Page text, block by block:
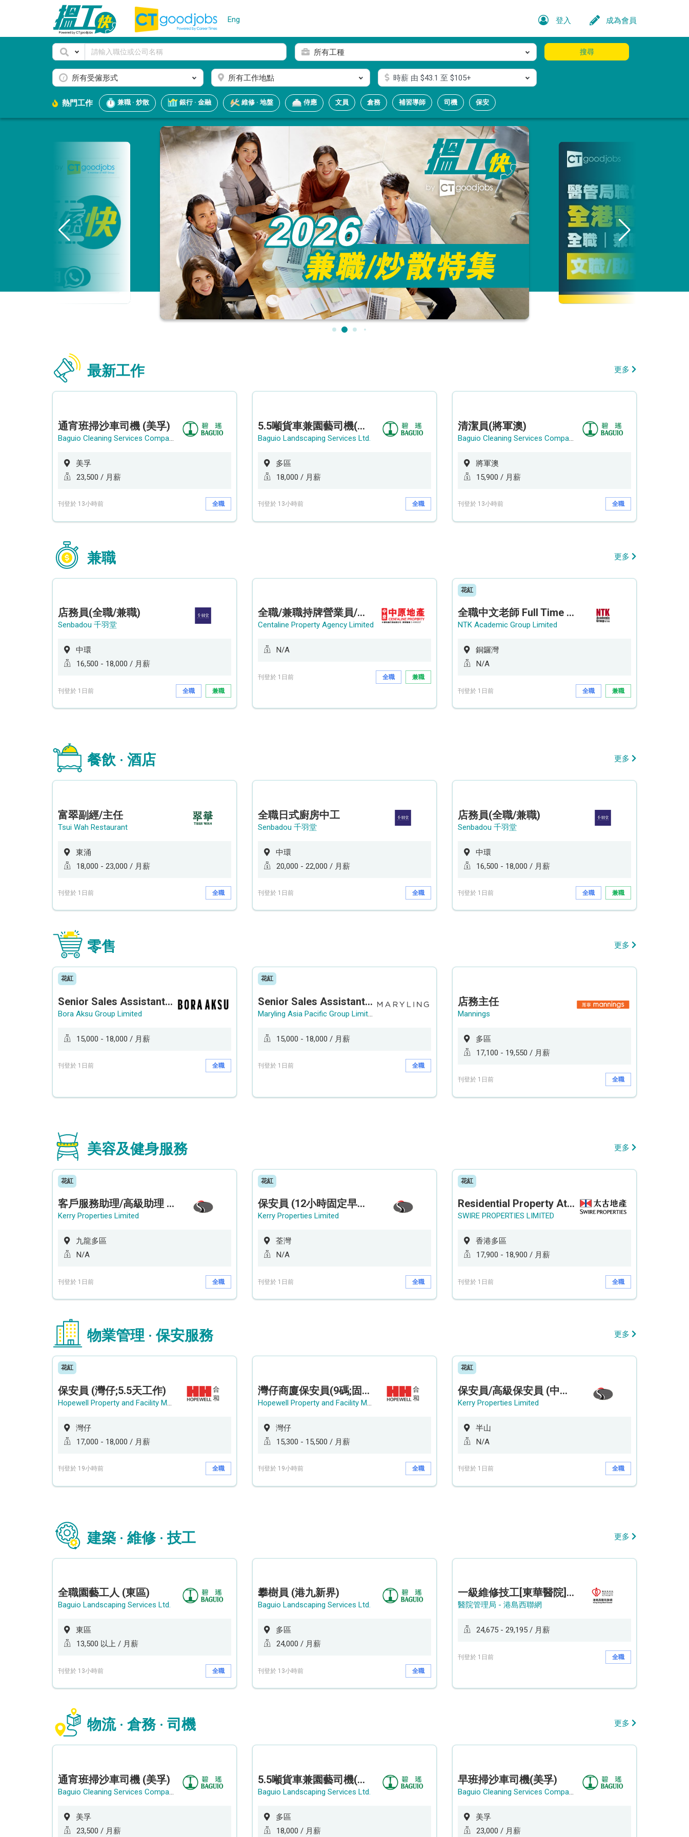
Eng 登入 成為會員
所有工種
所有受僱形式 所有工作地點 時薪由 $43.1 至 $105+
搜尋
熱門工作 兼職 · 炒散 銀行 · 金融 維修 · 地盤 侍應 文員 倉務 補習導師 司機 保安
最新工作 更多
通宵班掃沙車司機 (美孚)
Baguio Cleaning Services Company Limited
美孚
23,500 / 月薪
刊登於 13小時前 全職
5.5噸貨車兼園藝司機(港九新界)
Baguio Landscaping Services Ltd.
多區
18,000 / 月薪
刊登於 13小時前 全職
清潔員(將軍澳)
Baguio Cleaning Services Company Limited
將軍澳
15,900 / 月薪
刊登於 13小時前 全職
兼職 更多
店務員(全職/兼職)
Senbadou 千羽堂
中環
16,500 - 18,000 / 月薪
刊登於 1日前 全職 兼職
全職/兼職持牌營業員/持牌地產代理 (貝沙灣/薄扶林/山頂南)
Centaline Property Agency Limited
N/A
刊登於 1日前 全職 兼職
花紅
全職中文老師 Full Time Chinese Teacher
NTK Academic Group Limited
銅鑼灣
N/A
刊登於 1日前 全職 兼職
餐飲 · 酒店 更多
富翠副經/主任
Tsui Wah Restaurant
東涌
18,000 - 23,000 / 月薪
刊登於 1日前 全職
全職日式廚房中工
Senbadou 千羽堂
中環
20,000 - 22,000 / 月薪
刊登於 1日前 全職
店務員(全職/兼職)
Senbadou 千羽堂
中環
16,500 - 18,000 / 月薪
刊登於 1日前 全職 兼職
零售 更多
花紅
Senior Sales Assistant 資深銷售員 / Sales Assistant 銷售員
Bora Aksu Group Limited
15,000 - 18,000 / 月薪
刊登於 1日前 全職
花紅
Senior Sales Assistant 資深銷售員 / Sales Assistant 銷售員
Maryling Asia Pacific Group Limited
15,000 - 18,000 / 月薪
刊登於 1日前 全職
店務主任
Mannings
多區
17,100 - 19,550 / 月薪
刊登於 1日前 全職
美容及健身服務 更多
花紅
客戶服務助理/高級助理 (何文田住宅)
Kerry Properties Limited
九龍多區
N/A
刊登於 1日前 全職
花紅
保安員 (12小時固定早更/夜更) (荃灣深井住宅|設穿梭巴士)
Kerry Properties Limited
荃灣
N/A
刊登於 1日前 全職
花紅
Residential Property Attendant 住宅物業管理員
SWIRE PROPERTIES LIMITED
香港多區
17,900 - 18,900 / 月薪
刊登於 1日前 全職
物業管理 · 保安服務 更多
花紅
保安員 (灣仔;5.5天工作)
Hopewell Property and Facility Management Ltd. 合和物業及設施管理有限公司
灣仔
17,000 - 18,000 / 月薪
刊登於 19小時前 全職
灣仔商廈保安員(9碼;固定中班)
Hopewell Property and Facility Management Ltd. 合和物業及設施管理有限公司
灣仔
15,300 - 15,500 / 月薪
刊登於 19小時前 全職
花紅
保安員/高級保安員 (中環半山住宅 - 9/12小時)
Kerry Properties Limited
半山
N/A
刊登於 1日前 全職
建築 · 維修 · 技工 更多
全職園藝工人 (東區)
Baguio Landscaping Services Ltd.
東區
13,500 以上 / 月薪
刊登於 13小時前 全職
攀樹員 (港九新界)
Baguio Landscaping Services Ltd.
多區
24,000 / 月薪
刊登於 13小時前 全職
一級維修技工[東華醫院] - (參考編號: HKIC202608103)
醫院管理局 - 港島西聯網
24,675 - 29,195 / 月薪
刊登於 1日前 全職
物流 · 倉務 · 司機 更多
通宵班掃沙車司機 (美孚)
Baguio Cleaning Services Company Limited
美孚
23,500 / 月薪
5.5噸貨車兼園藝司機(港九新界)
Baguio Landscaping Services Ltd.
多區
18,000 / 月薪
早班掃沙車司機(美孚)
Baguio Cleaning Services Company Limited
美孚
23,000 / 月薪